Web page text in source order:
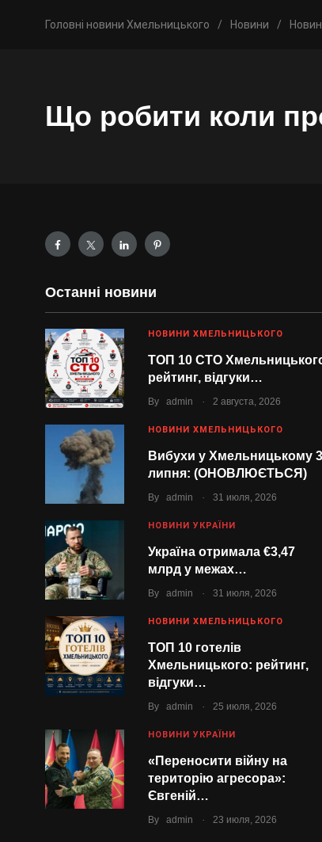
Головні новини Хмельницького / Новини /
Що робити коли
Останні новини
НОВИНИ ХМЕЛЬНИЦЬКОГО
ТОП 10 СТО
рейтинг, відгуки…
By admin . 2 августа, 2026
НОВИНИ ХМЕЛЬНИЦЬКОГО
Вибухи у Хмельницькому
липня: (ОНОВЛЮЄТЬСЯ)
By admin . 31 июля, 2026
НОВИНИ УКРАЇНИ
Україна отримала €3,47
млрд у межах…
By admin . 31 июля, 2026
НОВИНИ ХМЕЛЬНИЦЬКОГО
ТОП 10 готелів
Хмельницького: рейтинг,
відгуки…
By admin . 25 июля, 2026
НОВИНИ УКРАЇНИ
«Переносити війну на
територію агресора»:
Євгеній…
By admin . 23 июля, 2026